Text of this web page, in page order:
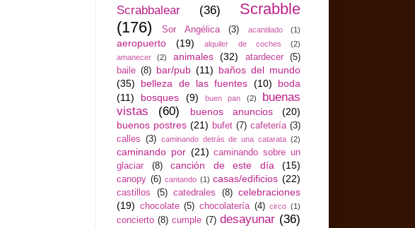
Scrabbalear (36)
Scrabble
(176)
Sor Angélica (3) acantilado (1)
aeropuerto (19) alquiler de coches
(2)
amanecer
(2) animales (32) atardecer
(5)
baile (8) bar/pub (11) baños del mundo
(35)
belleza de las fuentes (10)
boda
(11)
bosques (9) buen pan (2)
buenas
vistas
(60) buenos anuncios
(20)
buenos postres (21) bufet (7) cafetería (3)
calles (3) caminando detrás de una catarata (2)
caminando por (21) caminando sobre un
glaciar
(8) canción de este día (15)
canopy (6) cantando (1) casas/edificios (22)
castillos (5) catedrales (8)
celebraciones
(19) chocolate (5) chocolatería (4) circo (1)
concierto (8) cumple (7) desayunar (36)